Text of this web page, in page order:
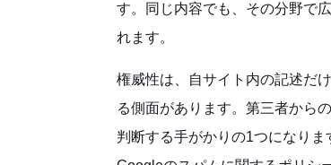
す。同じ内容でも、その分野で
れます。
権威性は、自サイト内の記述だ
る側面があります。第三者から
判断する手がかりの1つになりま